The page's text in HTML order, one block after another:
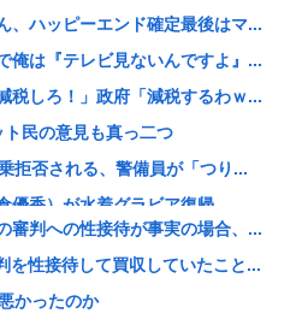
、ハッピーエンド確定最後はマ...
俺は『テレビ見ないんですよ』...
税しろ！」政府「減税するわｗ...
ト民の意見も真っ二つ
拒否される、警備員が「つり...
優香）が水着グラビア復帰
クシー過ぎてしまうwww
像、俺たちには眩しすぎるw...
舞子さん、黒ドレス姿の激変...
審判への性接待が事実の場合、...
を性接待して買収していたこと...
かったのか